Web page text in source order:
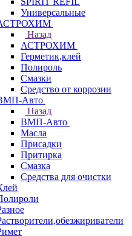
Универсальные
Назад
АСТРОХИМ
Герметик,клей
Полироль
Смазки
Средство от коррозии
Авто
Назад
ВМП-Авто
Масла
Присадки
Притирка
Смазка
Средства для очистки